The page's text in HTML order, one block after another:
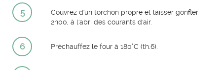
5
Couvrez d'un torchon propre et laisser gonfler
2h00, à l'abri des courants d'air.
6 Préchauffez le four à 180°C (th.6).